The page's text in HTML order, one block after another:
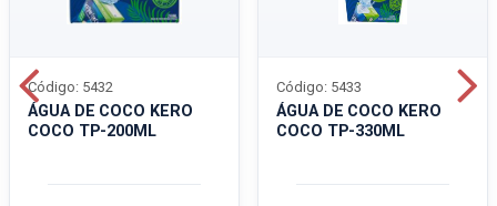
ÁGUA DE COCO KERO
COCO TP-200ML
Código: 5432
ÁGUA DE COCO KERO
COCO TP-330ML
Código: 5433